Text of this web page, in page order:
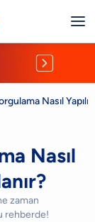
Nasıl
Nasıl
zaman
rehberde!